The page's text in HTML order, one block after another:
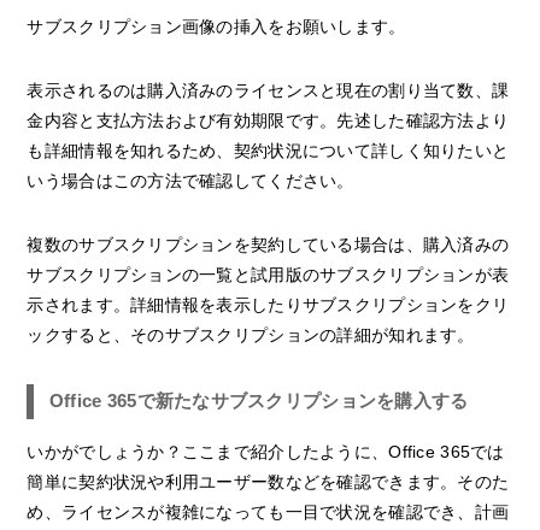
サブスクリプション画像の挿入をお願いします。
表示されるのは購入済みのライセンスと現在の割り当て数、課
金内容と支払方法および有効期限です。先述した確認方法より
も詳細情報を知れるため、契約状況について詳しく知りたいと
いう場合はこの方法で確認してください。
複数のサブスクリプションを契約している場合は、購入済みの
サブスクリプションの一覧と試用版のサブスクリプションが表
示されます。詳細情報を表示したりサブスクリプションをクリ
ックすると、そのサブスクリプションの詳細が知れます。
Office 365で新たなサブスクリプションを購入する
いかがでしょうか？ここまで紹介したように、Office 365では
簡単に契約状況や利用ユーザー数などを確認できます。そのた
め、ライセンスが複雑になっても一目で状況を確認でき、計画